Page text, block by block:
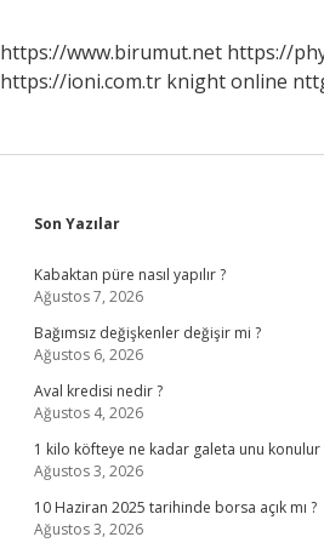
https://www.birumut.net https://
https://ioni.com.tr knight online
Sidebar
Son Yazılar
Kabaktan püre nasıl yapılır ?
Ağustos 7, 2026
Bağımsız değişkenler değişir mi ?
Ağustos 6, 2026
Aval kredisi nedir ?
Ağustos 4, 2026
1 kilo köfteye ne kadar galeta unu konulur
Ağustos 3, 2026
10 Haziran 2025 tarihinde borsa açık mı ?
Ağustos 3, 2026